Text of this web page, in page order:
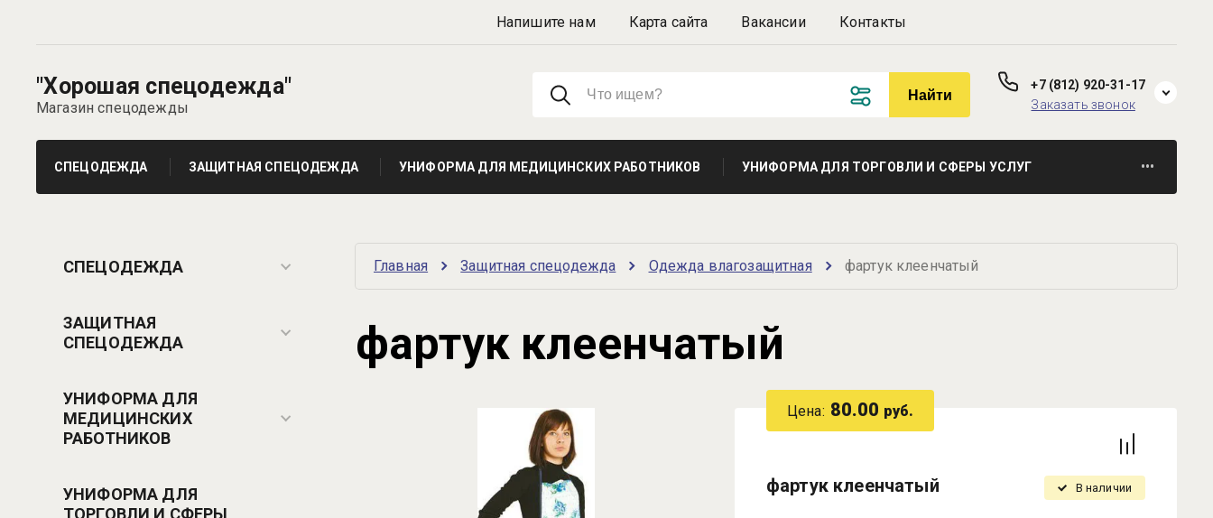
Напишите нам Карта сайта Вакансии Контакты
"Хорошая спецодежда"
Магазин спецодежды
Найти
+7 (812) 920-31-17
Заказать звонок
СПЕЦОДЕЖДА ЗАЩИТНАЯ СПЕЦОДЕЖДА УНИФОРМА ДЛЯ МЕДИЦИНСКИХ РАБОТНИКОВ УНИФОРМА ДЛЯ ТОРГОВЛИ И СФЕРЫ УСЛУГ •••
СПЕЦОДЕЖДА
ЗАЩИТНАЯ
СПЕЦОДЕЖДА
УНИФОРМА ДЛЯ
МЕДИЦИНСКИХ
РАБОТНИКОВ
УНИФОРМА ДЛЯ
ТОРГОВЛИ И СФЕРЫ
Главная Защитная спецодежда Одежда влагозащитная фартук клеенчатый
фартук клеенчатый
Цена: 80.00 руб.
фартук клеенчатый В наличии